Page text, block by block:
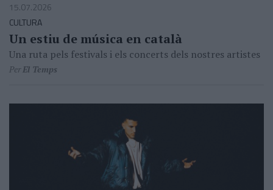
15.07.2026
CULTURA
Un estiu de música en català
Una ruta pels festivals i els concerts dels nostres artistes
PerEl Temps